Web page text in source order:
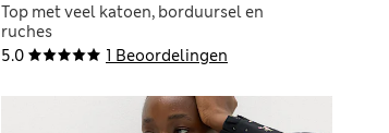
5.0 1 Beoordelingen
Top met veel katoen, borduursel en
ruches